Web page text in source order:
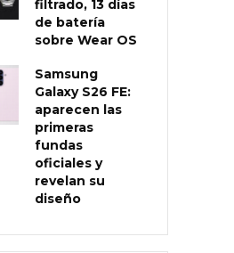
filtrado, 13 días
de batería
sobre Wear OS
Samsung
Galaxy S26 FE:
aparecen las
primeras
fundas
oficiales y
revelan su
diseño